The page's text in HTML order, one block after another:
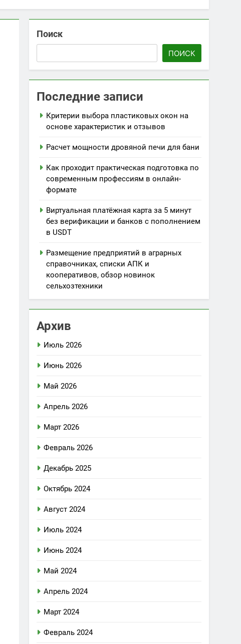
Поиск
ПОИСК
Последние записи
Критерии выбора пластиковых окон на
основе характеристик и отзывов
Расчет мощности дровяной печи для бани
Как проходит практическая подготовка по
современным профессиям в онлайн-
формате
Виртуальная платёжная карта за 5 минут
без верификации и банков с пополнением
в USDT
Размещение предприятий в аграрных
справочниках, списки АПК и
кооперативов, обзор новинок
сельхозтехники
Архив
Июль 2026
Июнь 2026
Май 2026
Апрель 2026
Март 2026
Февраль 2026
Декабрь 2025
Октябрь 2024
Август 2024
Июль 2024
Июнь 2024
Май 2024
Апрель 2024
Март 2024
Февраль 2024